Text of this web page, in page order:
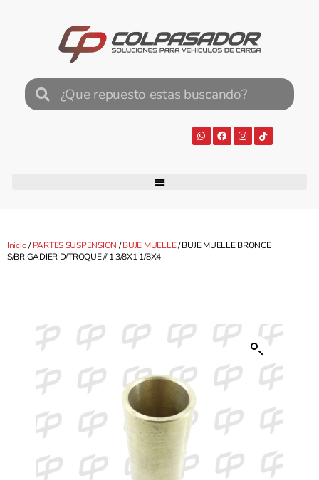
Inicio/PARTES SUSPENSION /BUJE MUELLE/ BUJE MUELLE BRONCE
S/BRIGADIER D/TROQUE // 1 3/8X1 1/8X4